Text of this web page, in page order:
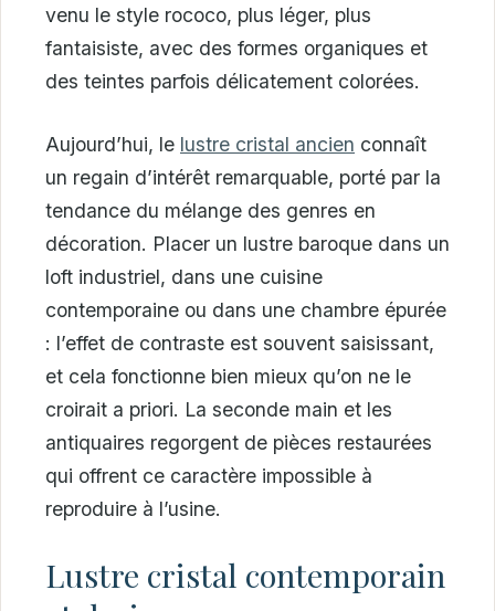
venu le style rococo, plus léger, plus
fantaisiste, avec des formes organiques et
des teintes parfois délicatement colorées.
Aujourd’hui, le lustre cristal ancien connaît
un regain d’intérêt remarquable, porté par la
tendance du mélange des genres en
décoration. Placer un lustre baroque dans un
loft industriel, dans une cuisine
contemporaine ou dans une chambre épurée
: l’effet de contraste est souvent saisissant,
et cela fonctionne bien mieux qu’on ne le
croirait a priori. La seconde main et les
antiquaires regorgent de pièces restaurées
qui offrent ce caractère impossible à
reproduire à l’usine.
Lustre cristal contemporain